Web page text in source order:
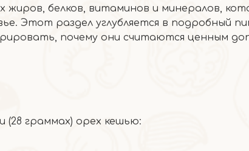
жиров, белков, витаминов и минералов,
Этот раздел углубляется в подробный
почему они считаются ценным
(28 граммах) орех кешью: